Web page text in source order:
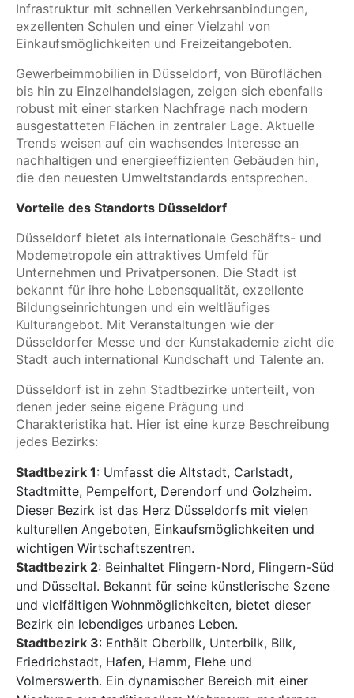
Infrastruktur mit schnellen Verkehrsanbindungen,
exzellenten Schulen und einer Vielzahl von
Einkaufsmöglichkeiten und Freizeitangeboten.
Gewerbeimmobilien in Düsseldorf, von Büroflächen
bis hin zu Einzelhandelslagen, zeigen sich ebenfalls
robust mit einer starken Nachfrage nach modern
ausgestatteten Flächen in zentraler Lage. Aktuelle
Trends weisen auf ein wachsendes Interesse an
nachhaltigen und energieeffizienten Gebäuden hin,
die den neuesten Umweltstandards entsprechen.
Vorteile des Standorts Düsseldorf
Düsseldorf bietet als internationale Geschäfts- und
Modemetropole ein attraktives Umfeld für
Unternehmen und Privatpersonen. Die Stadt ist
bekannt für ihre hohe Lebensqualität, exzellente
Bildungseinrichtungen und ein weltläufiges
Kulturangebot. Mit Veranstaltungen wie der
Düsseldorfer Messe und der Kunstakademie zieht die
Stadt auch international Kundschaft und Talente an.
Düsseldorf ist in zehn Stadtbezirke unterteilt, von
denen jeder seine eigene Prägung und
Charakteristika hat. Hier ist eine kurze Beschreibung
jedes Bezirks:
Stadtbezirk 1: Umfasst die Altstadt, Carlstadt,
Stadtmitte, Pempelfort, Derendorf und Golzheim.
Dieser Bezirk ist das Herz Düsseldorfs mit vielen
kulturellen Angeboten, Einkaufsmöglichkeiten und
wichtigen Wirtschaftszentren.
Stadtbezirk 2: Beinhaltet Flingern-Nord, Flingern-Süd
und Düsseltal. Bekannt für seine künstlerische Szene
und vielfältigen Wohnmöglichkeiten, bietet dieser
Bezirk ein lebendiges urbanes Leben.
Stadtbezirk 3: Enthält Oberbilk, Unterbilk, Bilk,
Friedrichstadt, Hafen, Hamm, Flehe und
Volmerswerth. Ein dynamischer Bereich mit einer